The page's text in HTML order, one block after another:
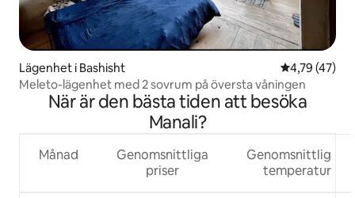
Lägenhet i Bashisht 4,79 av 5 i
4,79 (47)
Meleto-lägenhet med 2 sovrum på översta våningen
När är den bästa tiden att besöka
Manali?
Månad
Genomsnittliga
priser
Genomsnittlig
temperatur